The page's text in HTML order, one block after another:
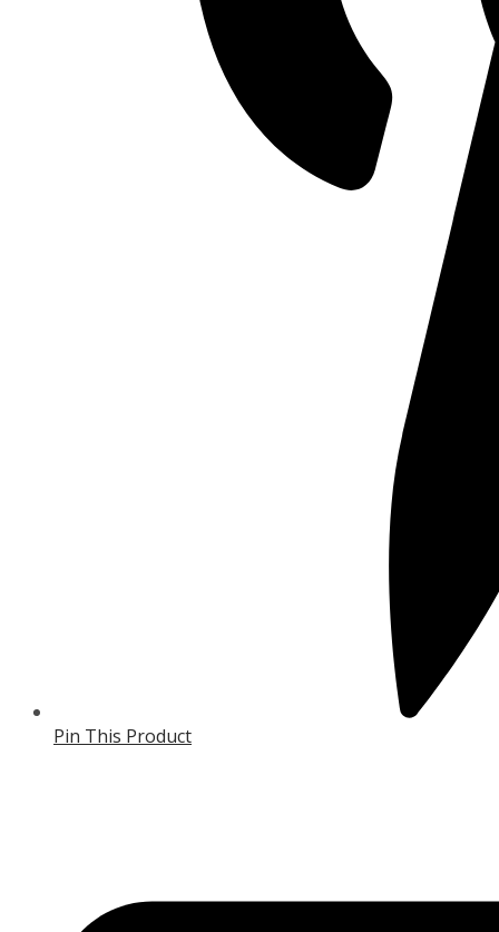
Pin This Product